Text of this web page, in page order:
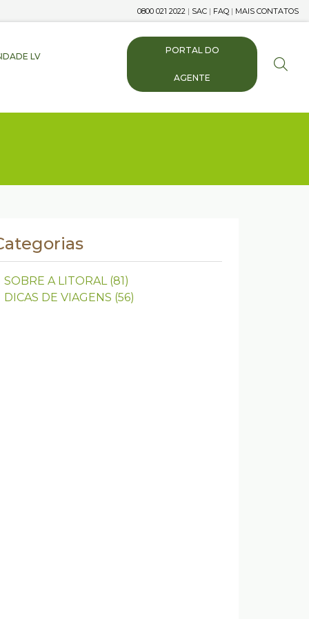
0800 021 2022 | SAC | FAQ | MAIS CONTATOS
LV
PORTAL DO
AGENTE
SOBRE A LITORAL(81)
DICAS DE VIAGENS (56)